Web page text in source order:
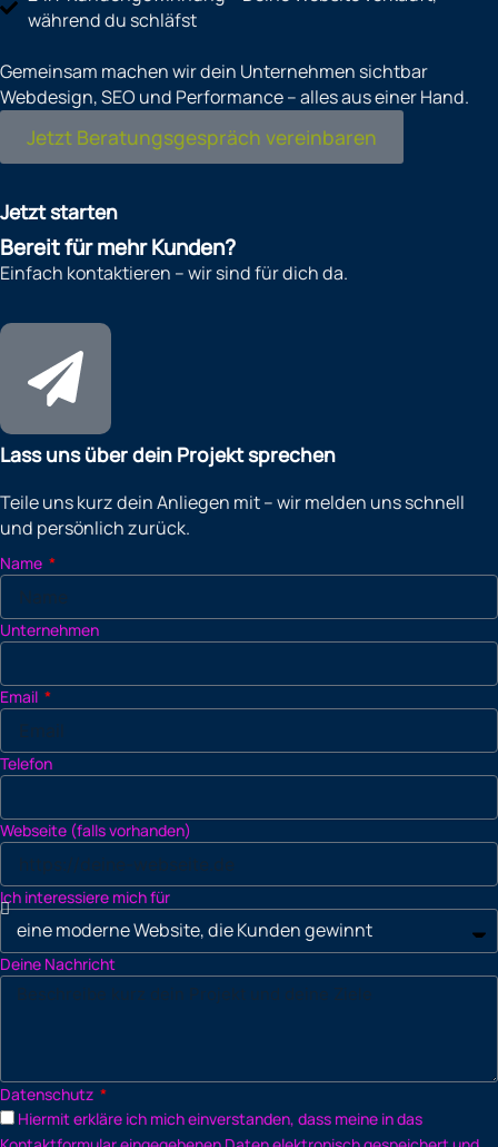
während du schläfst
Gemeinsam machen wir dein Unternehmen sichtbar
Webdesign, SEO und Performance – alles aus einer Hand.
Jetzt Beratungsgespräch vereinbaren
Jetzt starten
Bereit für mehr Kunden?
Einfach kontaktieren – wir sind für dich da.
Lass uns über dein Projekt sprechen
Teile uns kurz dein Anliegen mit – wir melden uns schnell
und persönlich zurück.
Name
Unternehmen
Email
Telefon
Webseite (falls vorhanden)
Ich interessiere mich für
Deine Nachricht
Datenschutz
Hiermit erkläre ich mich einverstanden, dass meine in das